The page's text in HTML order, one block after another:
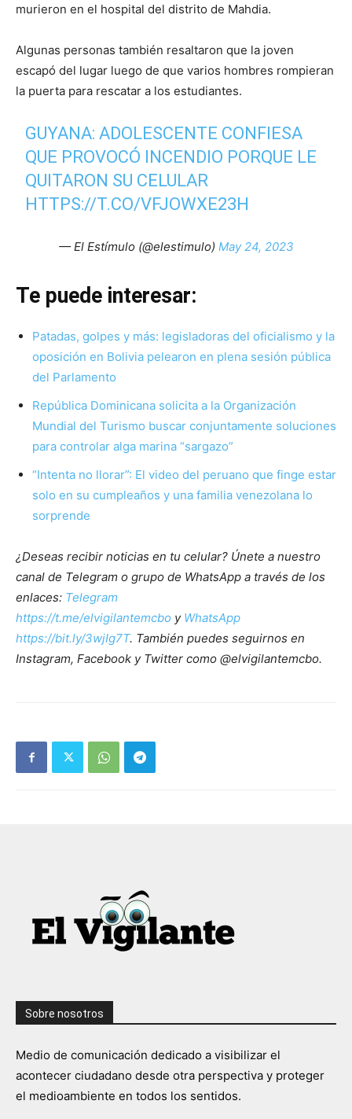
murieron en el hospital del distrito de Mahdia.
Algunas personas también resaltaron que la joven
escapó del lugar luego de que varios hombres rompieran
la puerta para rescatar a los estudiantes.
GUYANA: ADOLESCENTE CONFIESA
QUE PROVOCÓ INCENDIO PORQUE LE
QUITARON SU CELULAR
HTTPS://T.CO/VFJOWXE23H
— El Estímulo (@elestimulo) May 24, 2023
Te puede interesar:
Patadas, golpes y más: legisladoras del oficialismo y la
oposición en Bolivia pelearon en plena sesión pública
del Parlamento
República Dominicana solicita a la Organización
Mundial del Turismo buscar conjuntamente soluciones
para controlar alga marina “sargazo”
“Intenta no llorar”: El video del peruano que finge estar
solo en su cumpleaños y una familia venezolana lo
sorprende
¿Deseas recibir noticias en tu celular? Únete a nuestro
canal de Telegram o grupo de WhatsApp a través de los
enlaces: Telegram
https://t.me/elvigilantemcbo y WhatsApp
https://bit.ly/3wjIg7T. También puedes seguirnos en
Instagram, Facebook y Twitter como @elvigilantemcbo.
Sobre nosotros
Medio de comunicación dedicado a visibilizar el
acontecer ciudadano desde otra perspectiva y proteger
el medioambiente en todos los sentidos.